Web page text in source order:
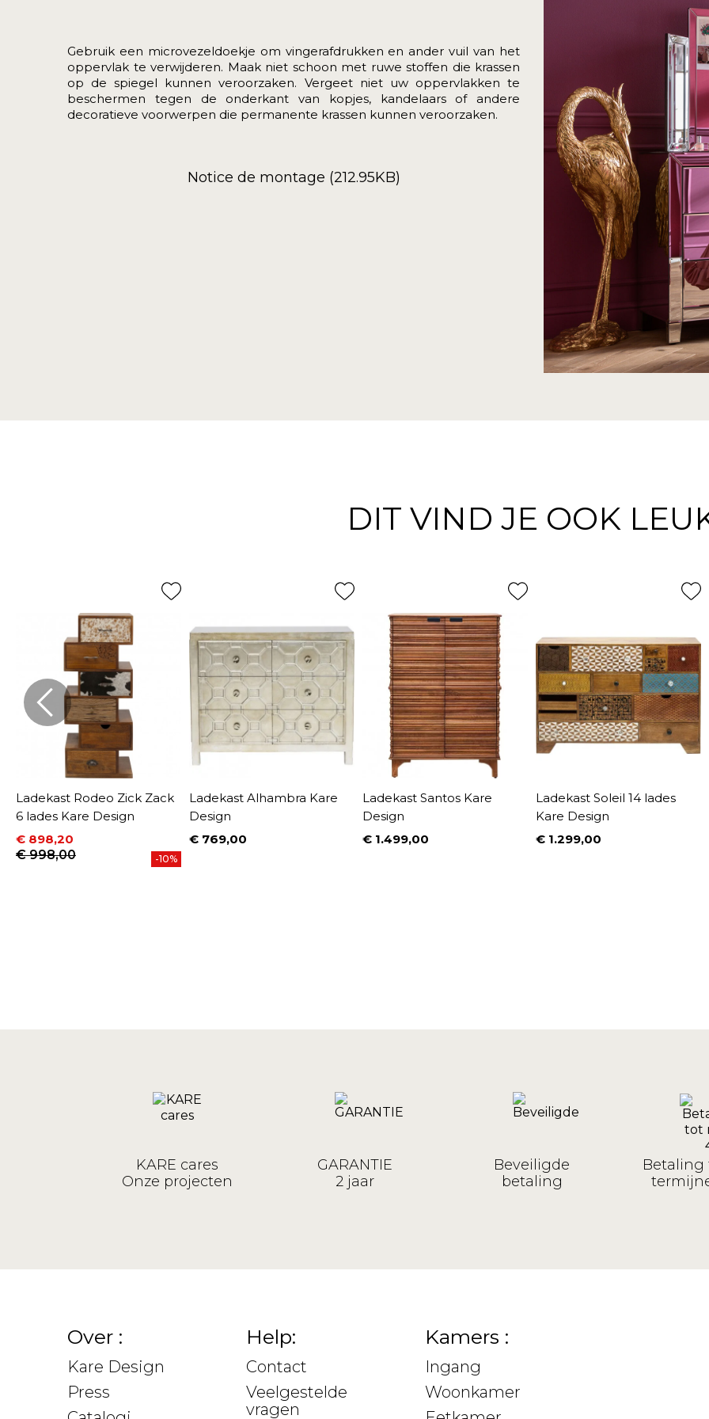
Gebruik een microvezeldoekje om vingerafdrukken en ander vuil van het
oppervlak te verwijderen. Maak niet schoon met ruwe stoffen die krassen
op de spiegel kunnen veroorzaken. Vergeet niet uw oppervlakken te
beschermen tegen de onderkant van kopjes, kandelaars of andere
decoratieve voorwerpen die permanente krassen kunnen veroorzaken.
Notice de montage (212.95KB)
DIT VIND JE OOK
Ladekast Rodeo Zick Zack
6 lades Kare Design
Prijs
€ 898,20
Normale prijs
€ 998,00 -10%
Ladekast Alhambra Kare
Design
Prijs
€ 769,00
Ladekast Santos Kare
Design
Prijs
€ 1.499,00
Ladekast Soleil 14 lades
Kare Design
Prijs
€ 1.299,00
KARE cares
Onze projecten
GARANTIE
2 jaar
Beveiligde
betaling
Betaling
Over :
Kare Design
Press
Help:
Contact
Veelgestelde
vragen
Kamers :
Ingang
Woonkamer